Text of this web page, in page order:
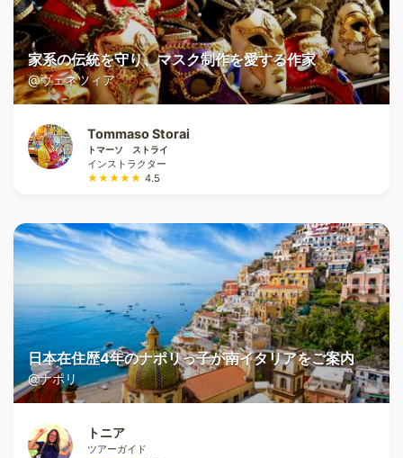
家系の伝統を守り、マスク制作を愛する作家
@ヴェネツィア
Tommaso Storai
トマーソ ストライ
インストラクター
★★★★★ 4.5
日本在住歴4年のナポリっ子が南イタリアをご案内
@ナポリ
トニア
ツアーガイド